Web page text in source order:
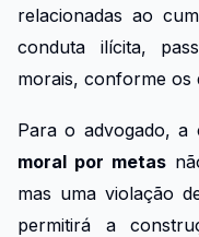
relacionadas ao
conduta ilícita,
morais, conforme os
Para o advogado, a
moral por metas
mas uma violação
permitirá a